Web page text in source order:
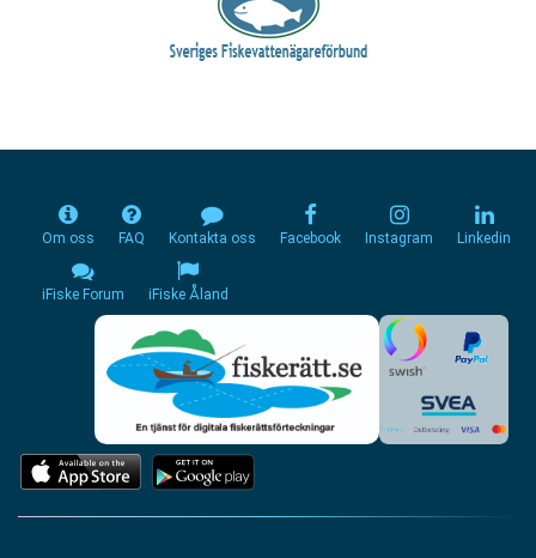
Om oss FAQ Kontakta oss Facebook Instagram Linkedin
iFiske Forum iFiske Åland